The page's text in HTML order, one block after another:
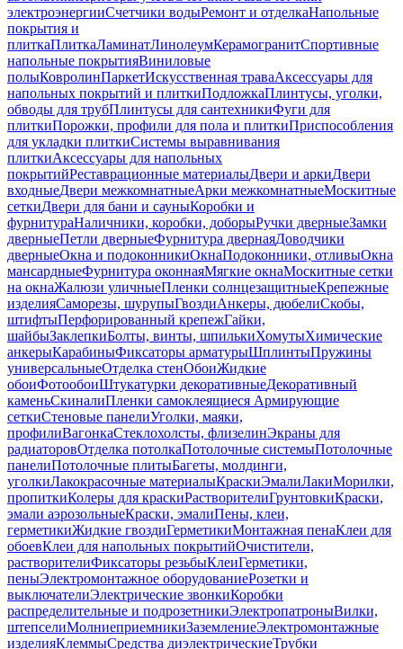
электроэнергииСчетчики водыРемонт и отделкаНапольные
покрытия и
плиткаПлиткаЛаминатЛинолеумКерамогранитСпортивные
напольные покрытияВиниловые
полыКовролинПаркетИскусственная траваАксессуары для
напольных покрытий и плиткиПодложкаПлинтусы, уголки,
обводы для трубПлинтусы для сантехникиФуги для
плиткиПорожки, профили для пола и плиткиПриспособления
для укладки плиткиСистемы выравнивания
плиткиАксессуары для напольных
покрытийРеставрационные материалыДвери и аркиДвери
входныеДвери межкомнатныеАрки межкомнатныеМоскитные
сеткиДвери для бани и сауныКоробки и
фурнитураНаличники, коробки, доборыРучки дверныеЗамки
дверныеПетли дверныеФурнитура двернаяДоводчики
дверныеОкна и подоконникиОкнаПодоконники, отливыОкна
мансардныеФурнитура оконнаяМягкие окнаМоскитные сетки
на окнаЖалюзи уличныеПленки солнцезащитныеКрепежные
изделияСаморезы, шурупыГвоздиАнкеры, дюбелиСкобы,
штифтыПерфорированный крепежГайки,
шайбыЗаклепкиБолты, винты, шпилькиХомутыХимические
анкерыКарабиныФиксаторы арматурыШплинтыПружины
универсальныеОтделка стенОбоиЖидкие
обоиФотообоиШтукатурки декоративныеДекоративный
каменьСкиналиПленки самоклеящиеся Армирующие
сеткиСтеновые панелиУголки, маяки,
профилиВагонкаСтеклохолсты, флизелинЭкраны для
радиаторовОтделка потолкаПотолочные системыПотолочные
панелиПотолочные плитыБагеты, молдинги,
уголкиЛакокрасочные материалыКраскиЭмалиЛакиМорилки,
пропиткиКолеры для краскиРастворителиГрунтовкиКраски,
эмали аэрозольныеКраски, эмалиПены, клеи,
герметикиЖидкие гвоздиГерметикиМонтажная пенаКлеи для
обоевКлеи для напольных покрытийОчистители,
растворителиФиксаторы резьбыКлеиГерметики,
пеныЭлектромонтажное оборудованиеРозетки и
выключателиЭлектрические звонкиКоробки
распределительные и подрозетникиЭлектропатроныВилки,
штепселиМолниеприемникиЗаземлениеЭлектромонтажные
изделияКлеммыСредства диэлектрическиеТрубки